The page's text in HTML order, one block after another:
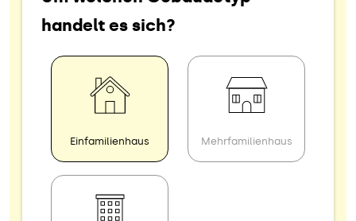
handelt es sich?
Einfamilienhaus Mehrfamilienhaus